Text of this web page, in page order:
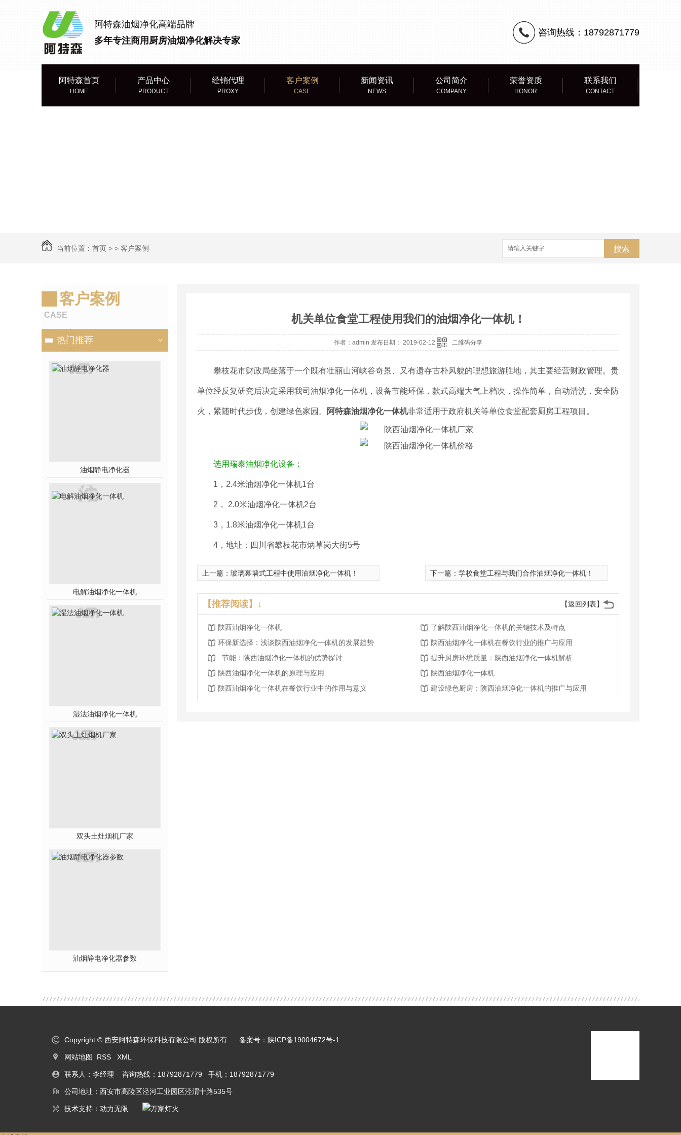
阿特森油烟净化高端品牌
多年专注商用厨房油烟净化解决专家
咨询热线： 18792871779
阿特森首页
HOME
产品中心
PRODUCT
经销代理
PROXY
客户案例
CASE
新闻资讯
NEWS
公司简介
COMPANY
荣誉资质
HONOR
联系我们
CONTACT
当前位置： 首页 > > 客户案例 搜索
客户案例
CASE
热门推荐
油烟静电净化器
电解油烟净化一体机
湿法油烟净化一体机
双头土灶烟机厂家
油烟静电净化器参数
机关单位食堂工程使用我们的油烟净化一体机！
作者：admin 发布日期： 2019-02-12 二维码分享
攀枝花市财政局坐落于一个既有壮丽山河峡谷奇景、又有遗存古朴风貌的理想旅游胜地，其主要经营财政管理。贵
单位经反复研究后决定采用我司油烟净化一体机，设备节能环保，款式高端大气上档次，操作简单，自动清洗，安全防
火，紧随时代步伐，创建绿色家园。 阿特森油烟净化一体机非常适用于政府机关等单位食堂配套厨房工程项目。
选用瑞泰油烟净化设备：
1，2.4米油烟净化一体机1台
2， 2.0米油烟净化一体机2台
3，1.8米油烟净化一体机1台
4，地址：四川省攀枝花市炳草岗大街5号
上一篇： 玻璃幕墙式工程中使用油烟净化一体机！ 下一篇： 学校食堂工程与我们合作油烟净化一体机！
【返回列表】
【推荐阅读】↓
陕西油烟净化一体机
了解陕西油烟净化一体机的关键技术及特点
环保新选择：浅谈陕西油烟净化一体机的发展趋势
陕西油烟净化一体机在餐饮行业的推广与应用
..节能：陕西油烟净化一体机的优势探讨
提升厨房环境质量：陕西油烟净化一体机解析
陕西油烟净化一体机的原理与应用
陕西油烟净化一体机
陕西油烟净化一体机在餐饮行业中的作用与意义
建设绿色厨房：陕西油烟净化一体机的推广与应用
Copyright © 西安阿特森环保科技有限公司 版权所有 备案号： 陕ICP备19004672号-1
网站地图 RSS XML
联系人：李经理 咨询热线：18792871779 手机：18792871779
公司地址：西安市高陵区泾河工业园区泾渭十路535号
技术支持： 动力无限